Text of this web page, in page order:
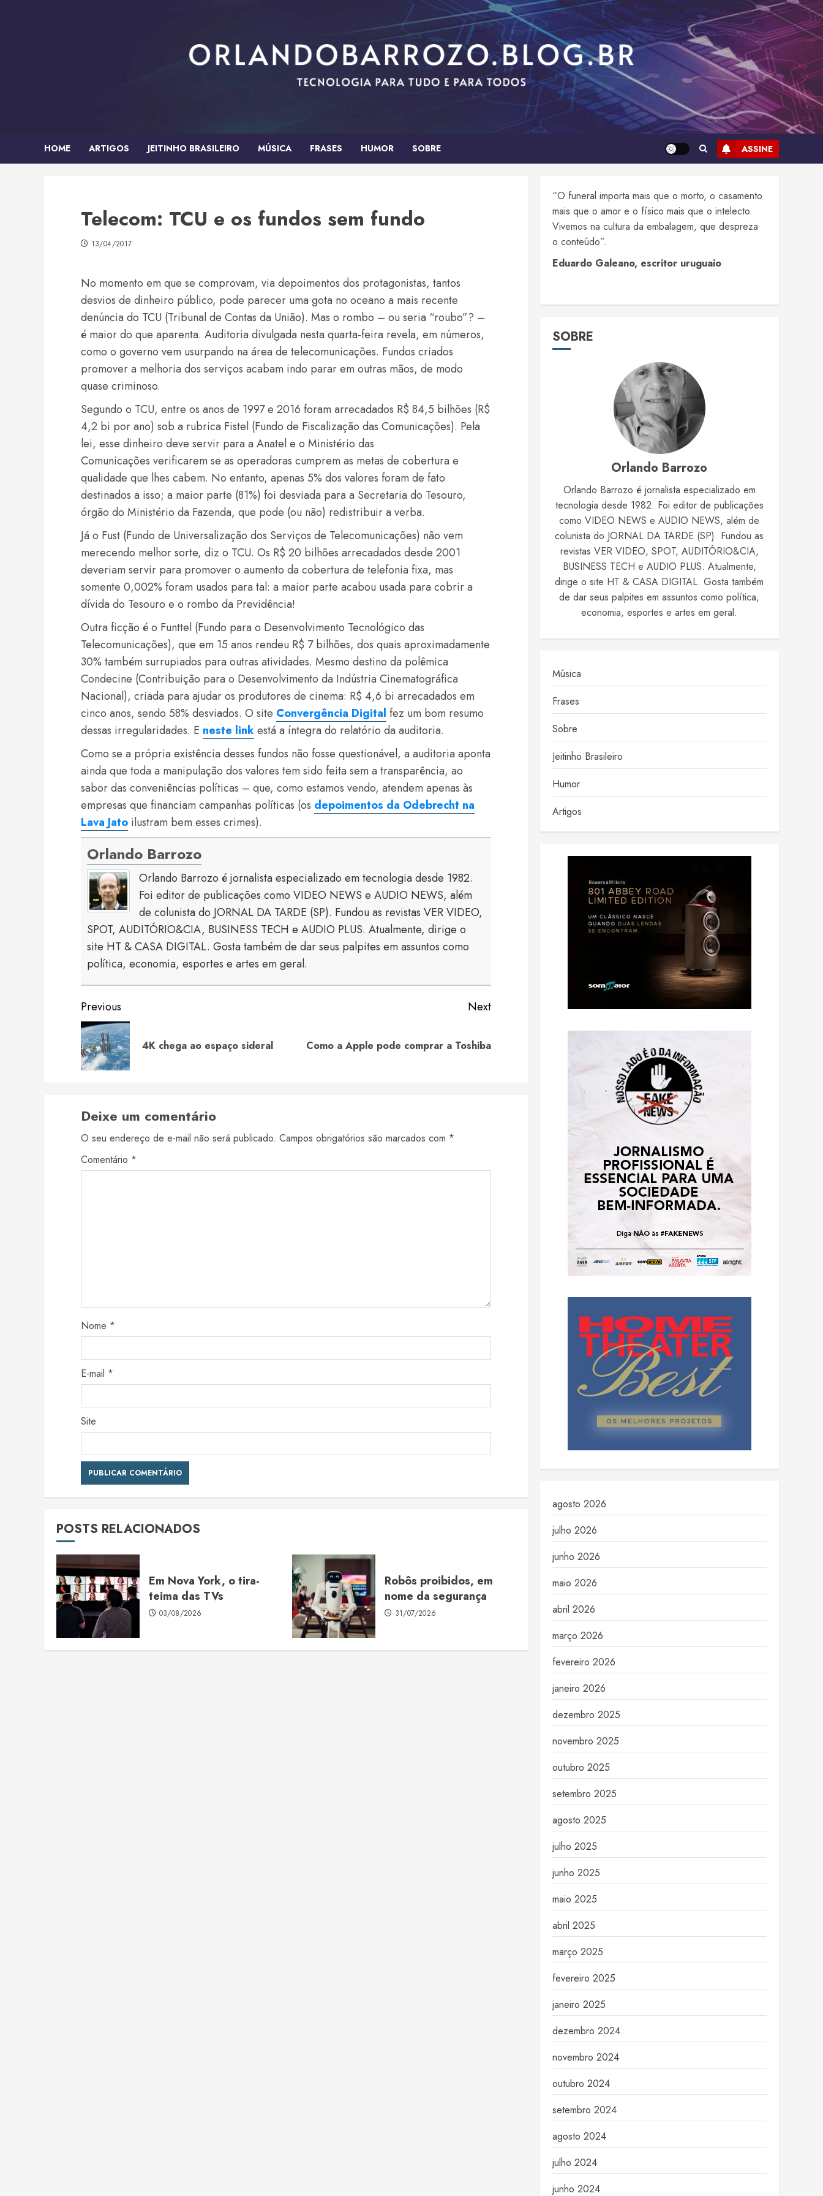
HOME ARTIGOS JEITINHO BRASILEIRO MÚSICA FRASES HUMOR SOBRE ASSINE
Telecom: TCU e os fundos sem fundo
13/04/2017
No momento em que se comprovam, via depoimentos dos protagonistas, tantos
desvios de dinheiro público, pode parecer uma gota no oceano a mais recente
denúncia do TCU (Tribunal de Contas da União). Mas o rombo – ou seria “roubo”? –
é maior do que aparenta. Auditoria divulgada nesta quarta-feira revela, em números,
como o governo vem usurpando na área de telecomunicações. Fundos criados
promover a melhoria dos serviços acabam indo parar em outras mãos, de modo
quase criminoso.
Segundo o TCU, entre os anos de 1997 e 2016 foram arrecadados R$ 84,5 bilhões (R$
4,2 bi por ano) sob a rubrica Fistel (Fundo de Fiscalização das Comunicações). Pela
lei, esse dinheiro deve servir para a Anatel e o Ministério das
Comunicações verificarem se as operadoras cumprem as metas de cobertura e
qualidade que lhes cabem. No entanto, apenas 5% dos valores foram de fato
destinados a isso; a maior parte (81%) foi desviada para a Secretaria do Tesouro,
órgão do Ministério da Fazenda, que pode (ou não) redistribuir a verba.
Já o Fust (Fundo de Universalização dos Serviços de Telecomunicações) não vem
merecendo melhor sorte, diz o TCU. Os R$ 20 bilhões arrecadados desde 2001
deveriam servir para promover o aumento da cobertura de telefonia fixa, mas
somente 0,002% foram usados para tal: a maior parte acabou usada para cobrir a
dívida do Tesouro e o rombo da Previdência!
Outra ficção é o Funttel (Fundo para o Desenvolvimento Tecnológico das
Telecomunicações), que em 15 anos rendeu R$ 7 bilhões, dos quais aproximadamente
30% também surrupiados para outras atividades. Mesmo destino da polêmica
Condecine (Contribuição para o Desenvolvimento da Indústria Cinematográfica
Nacional), criada para ajudar os produtores de cinema: R$ 4,6 bi arrecadados em
cinco anos, sendo 58% desviados. O site Convergência Digital fez um bom resumo
dessas irregularidades. E neste linkestá a íntegra do relatório da auditoria.
Como se a própria existência desses fundos não fosse questionável, a auditoria aponta
ainda que toda a manipulação dos valores tem sido feita sem a transparência, ao
sabor das conveniências políticas – que, como estamos vendo, atendem apenas às
empresas que financiam campanhas políticas (os depoimentos da Odebrecht na
Lava Jato ilustram bem esses crimes).
Orlando Barrozo
Orlando Barrozo é jornalista especializado em tecnologia desde 1982.
Foi editor de publicações como VIDEO NEWS e AUDIO NEWS, além
de colunista do JORNAL DA TARDE (SP). Fundou as revistas VER VIDEO,
SPOT, AUDITÓRIO&CIA, BUSINESS TECH e AUDIO PLUS. Atualmente, dirige o
site HT & CASA DIGITAL. Gosta também de dar seus palpites em assuntos como
política, economia, esportes e artes em geral.
Continue
Reading
Previous
Previous
4K chega ao espaço sideral
Next
NextComo a Apple pode comprar a Toshiba
Deixe um comentário
O seu endereço de e-mail não será publicado. Campos obrigatórios são marcados com *
Comentário *
Nome *
E-mail *
Site
POSTS RELACIONADOS
Em Nova York, o tira-
teima das TVs
03/08/2026
Robôs proibidos, em
nome da segurança
31/07/2026
“O funeral importa mais que o morto, o casamento
mais que o amor e o físico mais que o intelecto.
Vivemos na cultura da embalagem, que despreza
o conteúdo”.
Eduardo Galeano, escritor uruguaio
SOBRE
Orlando Barrozo
Orlando Barrozo é jornalista especializado em
tecnologia desde 1982. Foi editor de publicações
como VIDEO NEWS e AUDIO NEWS, além de
colunista do JORNAL DA TARDE (SP). Fundou as
revistas VER VIDEO, SPOT, AUDITÓRIO&CIA,
BUSINESS TECH e AUDIO PLUS. Atualmente,
dirige o site HT & CASA DIGITAL. Gosta também
de dar seus palpites em assuntos como política,
economia, esportes e artes em geral.
Música
Frases
Sobre
Jeitinho Brasileiro
Humor
Artigos
agosto 2026
julho 2026
junho 2026
maio 2026
abril 2026
março 2026
fevereiro 2026
janeiro 2026
dezembro 2025
novembro 2025
outubro 2025
setembro 2025
agosto 2025
julho 2025
junho 2025
maio 2025
abril 2025
março 2025
fevereiro 2025
janeiro 2025
dezembro 2024
novembro 2024
outubro 2024
setembro 2024
agosto 2024
julho 2024
junho 2024